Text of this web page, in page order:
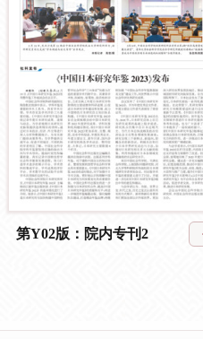
第Y02版：院内专刊2